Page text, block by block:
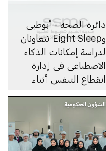
دائرة الصحة - أبوظبي
وEight Sleep تتعاونان
لدراسة إمكانات الذكاء
الاصطناعي في إدارة
انقطاع التنفس أثناء
الشؤون الحكومية